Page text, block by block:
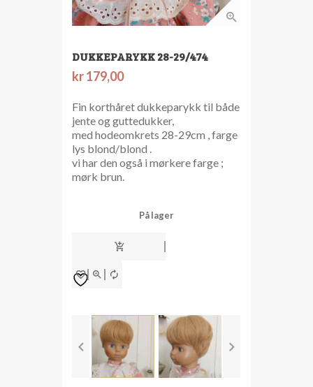
DUKKEPARYKK 28-29/474
kr179,00
Fin korthåret dukkeparykk til både
jente og guttedukker,
med hodeomkrets 28-29cm , farge
lys blond/blond .
vi har den også i mørkere farge ;
mørk brun.
På lager
Dukkeparykk
28-
antall